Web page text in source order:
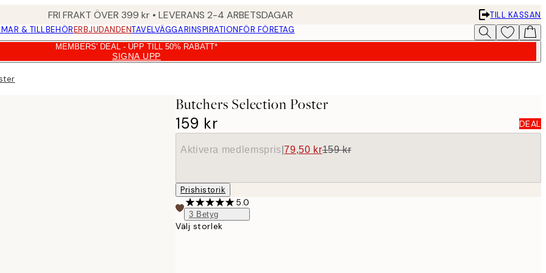
FRI FRAKT ÖVER 399 kr • LEVERANS 2-4 ARBETSDAGAR
TILL KASSAN
& TILLBEHÖRERBJUDANDENTAVELVÄGGARINSPIRATIONFÖR FÖRETAG
MEMBERS' DEAL - UPP TILL 50% RABATT*
SIGNA UPP
Butchers Selection Poster
159 kr
DEAL
Aktivera medlemspris |79,50 kr159 kr
Prishistorik
5.0
3 Betyg
Välj storlek